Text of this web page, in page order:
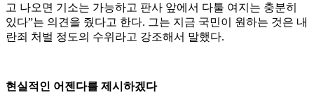
고 나오면 기소는 가능하고 판사 앞에서 다툴 여지는 충분히
있다”는 의견을 줬다고 한다. 그는 지금 국민이 원하는 것은 내
란죄 처벌 정도의 수위라고 강조해서 말했다.
현실적인 어젠다를 제시하겠다